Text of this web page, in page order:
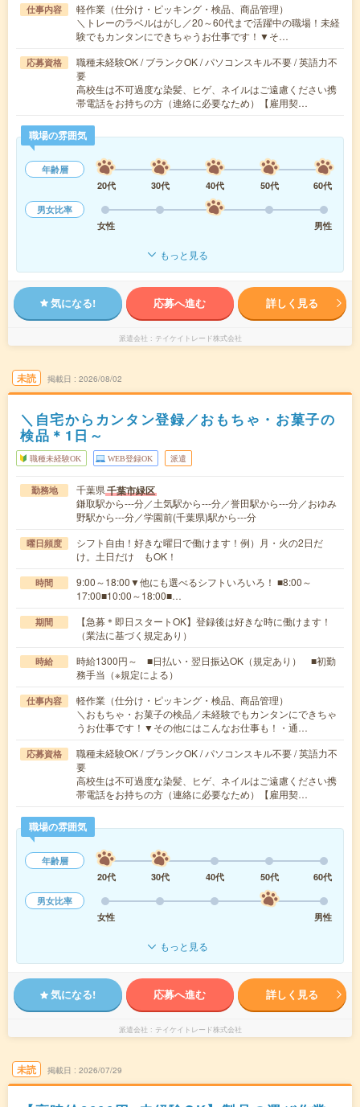
仕事内容
軽作業（仕分け・ピッキング・検品、商品管理）
＼トレーのラベルはがし／20～60代まで活躍中の職場！未経
験でもカンタンにできちゃうお仕事です！▼そ…
応募資格
職種未経験OK / ブランクOK / パソコンスキル不要 / 英語力不
要
高校生は不可過度な染髪、ヒゲ、ネイルはご遠慮ください携
帯電話をお持ちの方（連絡に必要なため）【雇用契…
職場の雰囲気
年齢層
20代
30代 40代 50代
60代
男女比率
女性
男性
もっと見る
気になる! 応募へ進む 詳しく見る
派遣会社 テイケイトレード株式会社
未読 掲載日 2026/08/02
＼自宅からカンタン登録／おもちゃ・お菓子の
検品＊1日～
職種未経験OK WEB登録OK 派遣
勤務地 千葉県千葉市緑区
鎌取駅から---分／土気駅から---分／誉田駅から---分／おゆみ
野駅から---分／学園前(千葉県)駅から---分
曜日頻度
シフト自由！好きな曜日で働けます！例）月・火の2日だ
け。土日だけ もOK！
時間
9:00～18:00▼他にも選べるシフトいろいろ！ ■8:00～
17:00■10:00～18:00■…
期間
【急募＊即日スタートOK】登録後は好きな時に働けます！
（業法に基づく規定あり）
時給
時給1300円～ ■日払い・翌日振込OK（規定あり） ■初勤
務手当（※規定による）
仕事内容
軽作業（仕分け・ピッキング・検品、商品管理）
＼おもちゃ・お菓子の検品／未経験でもカンタンにできちゃ
うお仕事です！▼その他にはこんなお仕事も！・通…
応募資格
職種未経験OK / ブランクOK / パソコンスキル不要 / 英語力不
要
高校生は不可過度な染髪、ヒゲ、ネイルはご遠慮ください携
帯電話をお持ちの方（連絡に必要なため）【雇用契…
職場の雰囲気
年齢層
20代
30代 40代 50代
60代
男女比率
女性
男性
もっと見る
気になる! 応募へ進む 詳しく見る
派遣会社 テイケイトレード株式会社
未読 掲載日 2026/07/29